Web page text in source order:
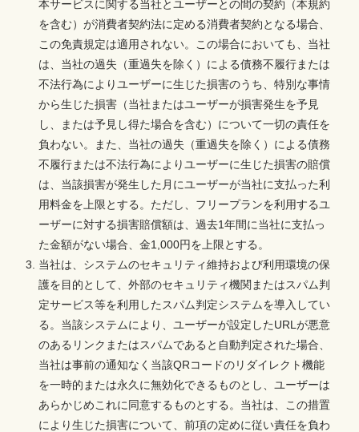
本サービスに関する当社とユーザーとの間の契約（本規約
を含む）が消費者契約法に定める消費者契約となる場合、
この免責規定は適用されない。この場合においても、当社
は、当社の過失（重過失を除く）による債務不履行または
不法行為によりユーザーに生じた損害のうち、特別な事情
から生じた損害（当社またはユーザーが損害発生を予見
し、または予見し得た場合を含む）について一切の責任を
負わない。また、当社の過失（重過失を除く）による債務
不履行または不法行為によりユーザーに生じた損害の賠償
は、当該損害が発生した月にユーザーが当社に支払った利
用料金を上限とする。ただし、フリープランを利用するユ
ーザーに対する損害賠償額は、過去1年間に当社に支払っ
た金額がない場合、金1,000円を上限とする。
当社は、システムのセキュリティ維持および利用環境の保
護を目的として、外部のセキュリティ機関またはスパム判
定サービス等を利用したスパム判定システムを導入してい
る。当該システムにより、ユーザーが設定したURLが悪意
のあるリンクまたはスパムであると自動判定された場合、
当社は事前の通知なく当該QRコードのリダイレクト機能
を一時的または永久に無効化できるものとし、ユーザーは
あらかじめこれに同意するものとする。当社は、この措置
により生じた損害について、前項の定めに従い責任を負わ